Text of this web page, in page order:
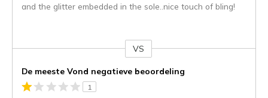
and the glitter embedded in the sole..nice touch of bling!
content
wordt
momenteel
VS
De meeste Vond negatieve beoordeling
1